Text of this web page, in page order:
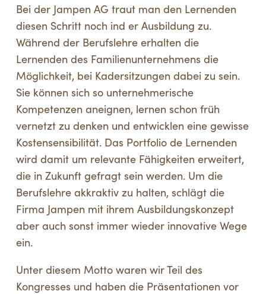
Bei der Jampen AG traut man den Lernenden
diesen Schritt noch ind er Ausbildung zu.
Während der Berufslehre erhalten die
Lernenden des Familienunternehmens die
Möglichkeit, bei Kadersitzungen dabei zu sein.
Sie können sich so unternehmerische
Kompetenzen aneignen, lernen schon früh
vernetzt zu denken und entwicklen eine gewisse
Kostensensibilität. Das Portfolio de Lernenden
wird damit um relevante Fähigkeiten erweitert,
die in Zukunft gefragt sein werden. Um die
Berufslehre akkraktiv zu halten, schlägt die
Firma Jampen mit ihrem Ausbildungskonzept
aber auch sonst immer wieder innovative Wege
ein.
Unter diesem Motto waren wir Teil des
Kongresses und haben die Präsentationen vor